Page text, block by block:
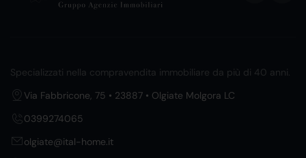
Specializzati nella compravendita immobiliare da più di 40 anni.
Via Fabbricone, 75 • 23887 • Olgiate Molgora LC
0399274065
olgiate@ital-home.it